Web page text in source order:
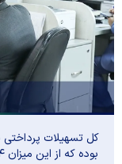
بوده که از این میزان ۸۴ درصد به کسب‌‎وکار‌ها تعلق گرفته است.